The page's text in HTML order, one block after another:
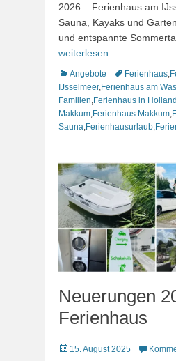
2026 – Ferienhaus am
Sauna, Kayaks und
und entspannte
weiterlesen…
Kategorien
Angebote Schlagworte
Ferienhaus
IJsselmeer, Ferienhaus am
Familien Ferienhaus in Holland
Makkum Ferienhaus Makkum
Sauna Ferienhausurlaub
Neuerungen
Ferienhaus
Veröffentlicht
15. August 2025